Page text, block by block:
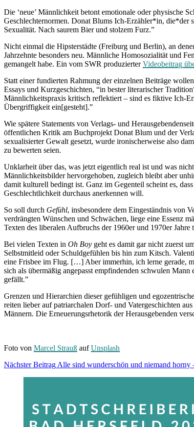
Die ‘neue’ Männlichkeit betont emotionale oder physische
Geschlechternormen. Donat Blums Ich-Erzähler*in, die*der
Sexualität. Nach saurem Bier und stolzem Furz.”
Nicht einmal die Hipsterstädte (Freiburg und Berlin), an
Jahrzehnte besonders neu. Männliche Homosozialität und
gemangelt habe. Ein vom SWR produzierterVideobeitrag
Statt einer fundierten Rahmung der einzelnen Beiträge
Essays und Kurzgeschichten, “in bester literarischer
Männlichkeitspraxis kritisch reflektiert – sind es fiktive Ich-
Übergriffigkeit ein[gesteht].”
Wie spätere Statements von Verlags- und
öffentlichen Kritik am Buchprojekt Donat Blum und der
sexualisierter Gewalt gesetzt, wurde ironischerweise also
zu bewerten seien.
Unklarheit über das, was jetzt eigentlich real ist und was
Männlichkeitsbilder hervorgehoben, zugleich bleibt aber
damit kulturell bedingt ist. Ganz im Gegenteil scheint es,
Geschlechtlichkeit durchaus anerkennen will.
So soll durch Gefühl, insbesondere dem Eingeständnis von
verdrängten Wünschen und Schwächen, liege eine Essenz
Texten des liberalen Aufbruchs der 1960er und 1970er
Bei vielen Texten in Oh Boy geht es damit gar nicht zuerst
Selbstmitleid oder Schuldgefühlen bis hin zum Kitsch.
eine Frisbee im Flug. […] Aber immerhin, ich lerne gerade,
sich als übermäßig angepasst empfindenden schwulen
gefällt.”
Grenzen und Hierarchien dieser gefühligen und
reiten lieber auf patriarchalen Dorf- und Vatergeschichten
Männern. Die Erneuerungsrhetorik der Herausgebenden
Foto von Marcel Strauß aufUnsplash
Beitragsnavigation
Nächster Beitrag Alle sind wunderschön und niemand